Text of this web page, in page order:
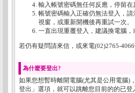
輸入帳號密碼無任何反應，停留在
帳號密碼輸入正確仍無法登入，請
視窗，或重新開機後再重試一次。
一直出現重覆登入，建議換電腦，
若仍有疑問請來信，或來電(02)2765-
為什麼要登出?
如果您想暫時離開電腦(尤其是公用電腦)
登出」選項，就可以跳離您目前的的已登